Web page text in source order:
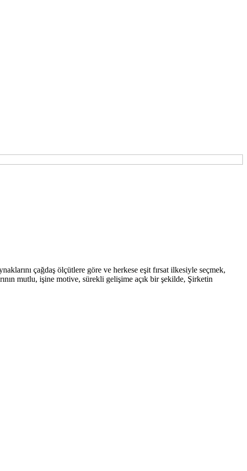
çağdaş ölçütlere göre ve herkese eşit fırsat ilkesiyle seçmek,
mutlu, işine motive, sürekli gelişime açık bir şekilde, Şirketin